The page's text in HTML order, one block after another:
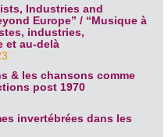
Industries and
Europe” / “Musique à
industries,
et au-delà
& les chansons comme
post 1970
invertébrées dans les